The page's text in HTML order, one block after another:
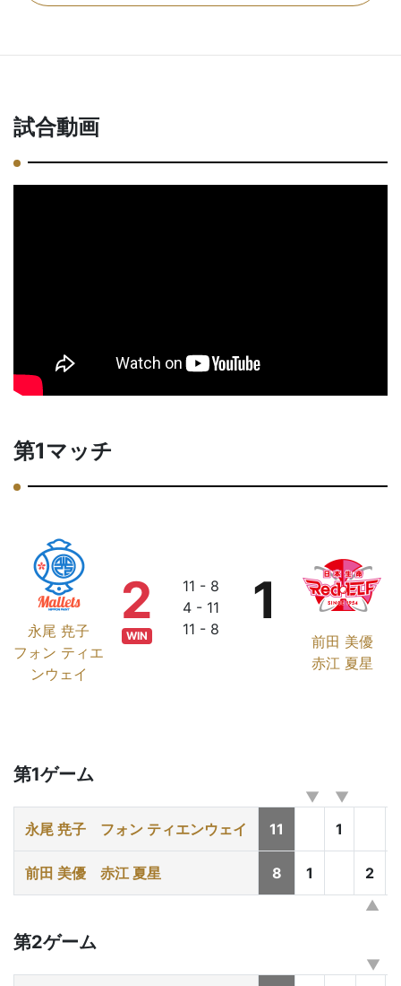
試合動画
第1マッチ
永尾 尭子
フォン ティエ
ンウェイ
2
WIN
11 - 8
4 - 11
11 - 8
前田 美優
赤江 夏星
1
第1ゲーム
永尾 尭子 フォン ティエンウェイ 11 1
前田 美優 赤江 夏星 8 1 2
第2ゲーム